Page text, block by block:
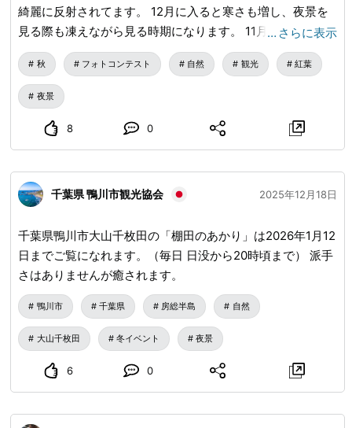
綺麗に反射されてます。 12月に入ると寒さも増し、夜景を
見る際も凍えながら見る時期になります。 11月ラストにな
んとも言えないいい気温で紅葉を眺め、本格的な冬が訪れる
前に写真撮影を楽しみました。
… さらに表示
秋 フォトコンテスト 自然 観光 紅葉
夜景
8 0
千葉県 鴨川市観光協会 2025年12月18日
千葉県鴨川市大山千枚田の「棚田のあかり」は2026年1月12
日までご覧になれます。（毎日 日没から20時頃まで） 派手
さはありませんが癒されます。
鴨川市 千葉県 房総半島 自然
大山千枚田 冬イベント 夜景
6 0